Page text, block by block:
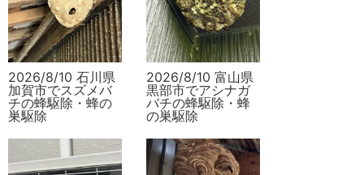
2026/8/10 石川県
加賀市でスズメバ
チの蜂駆除・蜂の
巣駆除
2026/8/10 富山県
黒部市でアシナガ
バチの蜂駆除・蜂
の巣駆除